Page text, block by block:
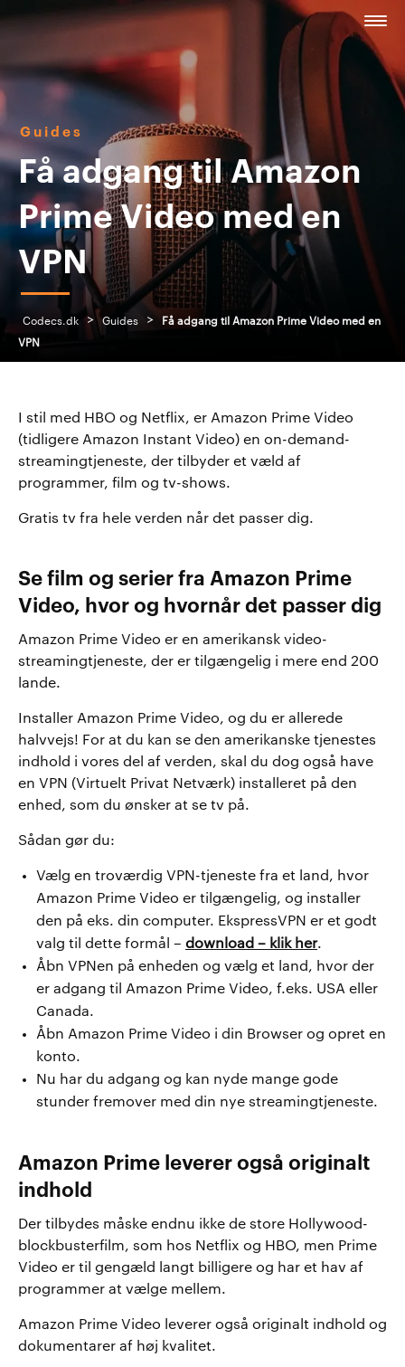
Guides
Få adgang til Amazon
Prime Video med en
VPN
Codecs.dk > Guides >
Få adgang til Amazon Prime Video med en
VPN
I stil med HBO og Netflix, er Amazon Prime Video
(tidligere Amazon Instant Video) en on-demand-
streamingtjeneste, der tilbyder et væld af
programmer, film og tv-shows.
Gratis tv fra hele verden når det passer dig.
Se film og serier fra Amazon Prime
Video, hvor og hvornår det passer dig
Amazon Prime Video er en amerikansk video-
streamingtjeneste, der er tilgængelig i mere end 200
lande.
Installer Amazon Prime Video, og du er allerede
halvvejs! For at du kan se den amerikanske tjenestes
indhold i vores del af verden, skal du dog også have
en VPN (Virtuelt Privat Netværk) installeret på den
enhed, som du ønsker at se tv på.
Sådan gør du:
Vælg en troværdig VPN-tjeneste fra et land, hvor
Amazon Prime Video er tilgængelig, og installer
den på eks. din computer. EkspressVPN er et godt
valg til dette formål – download – klik her.
Åbn VPNen på enheden og vælg et land, hvor der
er adgang til Amazon Prime Video, f.eks. USA eller
Canada.
Åbn Amazon Prime Video i din Browser og opret en
konto.
Nu har du adgang og kan nyde mange gode
stunder fremover med din nye streamingtjeneste.
Amazon Prime leverer også originalt
indhold
Der tilbydes måske endnu ikke de store Hollywood-
blockbusterfilm, som hos Netflix og HBO, men Prime
Video er til gengæld langt billigere og har et hav af
programmer at vælge mellem.
Amazon Prime Video leverer også originalt indhold og
dokumentarer af høj kvalitet.